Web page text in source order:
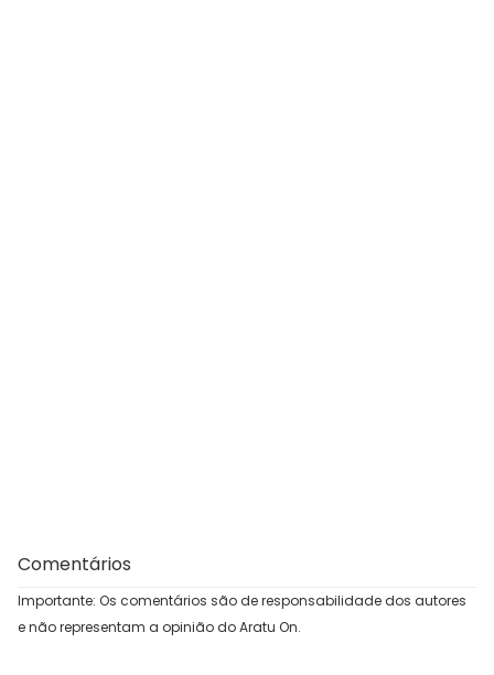
Comentários
Importante: Os comentários são de responsabilidade dos autores
e não representam a opinião do Aratu On.